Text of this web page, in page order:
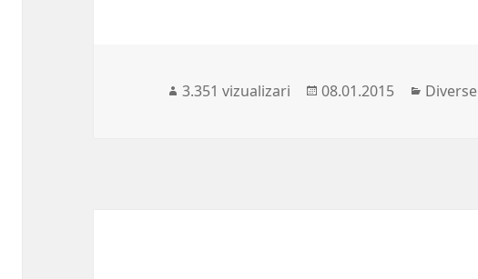
3.351 vizualizari
Publicat
08.01.2015 Diverse